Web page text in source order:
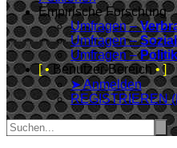
Empirische Forschung
Umfragen –
Umfragen –
Umfragen –
[ •Benutzer-Bereich• ]
➤ Anmelden
REGISTRIEREN